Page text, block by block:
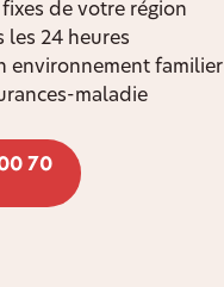
de votre région
les 24 heures
environnement familier
maladie
70